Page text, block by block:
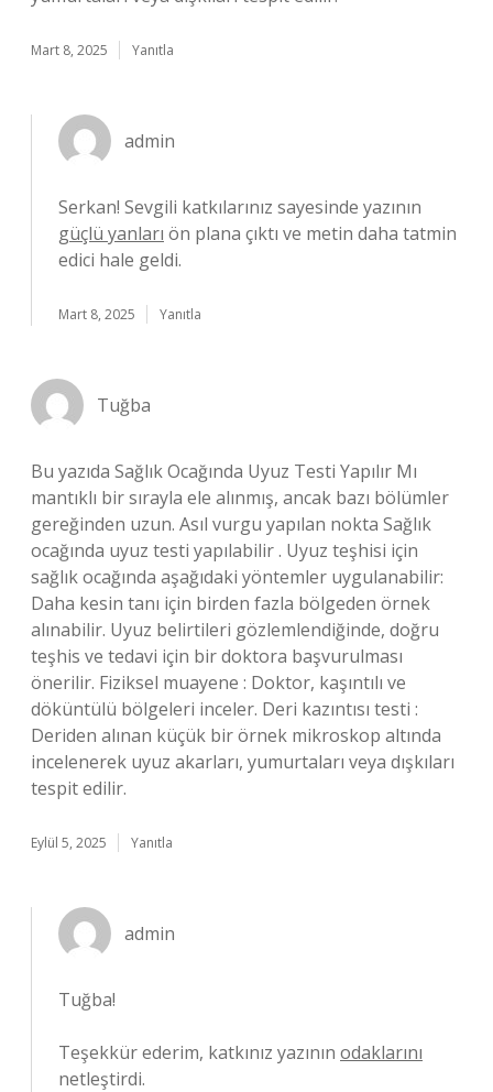
Mart 8, 2025 Yanıtla
admin
Serkan! Sevgili katkılarınız sayesinde yazının
güçlü yanları ön plana çıktı ve metin daha tatmin
edici hale geldi.
Mart 8, 2025 Yanıtla
Tuğba
Bu yazıda Sağlık Ocağında Uyuz Testi Yapılır Mı
mantıklı bir sırayla ele alınmış, ancak bazı bölümler
gereğinden uzun. Asıl vurgu yapılan nokta Sağlık
ocağında uyuz testi yapılabilir . Uyuz teşhisi için
sağlık ocağında aşağıdaki yöntemler uygulanabilir:
Daha kesin tanı için birden fazla bölgeden örnek
alınabilir. Uyuz belirtileri gözlemlendiğinde, doğru
teşhis ve tedavi için bir doktora başvurulması
önerilir. Fiziksel muayene : Doktor, kaşıntılı ve
döküntülü bölgeleri inceler. Deri kazıntısı testi :
Deriden alınan küçük bir örnek mikroskop altında
incelenerek uyuz akarları, yumurtaları veya dışkıları
tespit edilir.
Eylül 5, 2025 Yanıtla
admin
Tuğba!
Teşekkür ederim, katkınız yazının odaklarını
netleştirdi.